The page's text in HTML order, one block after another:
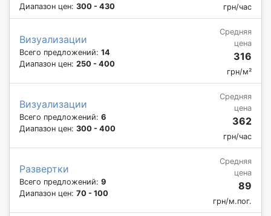
Диапазон цен: 300 - 430 грн/час
Визуализации
Всего предложений: 14
Диапазон цен: 250 - 400
Средняя
цена
316
грн/м²
Визуализации
Всего предложений: 6
Диапазон цен: 300 - 400
Средняя
цена
362
грн/час
Развертки
Всего предложений: 9
Диапазон цен: 70 - 100
Средняя
цена
89
грн/м.пог.